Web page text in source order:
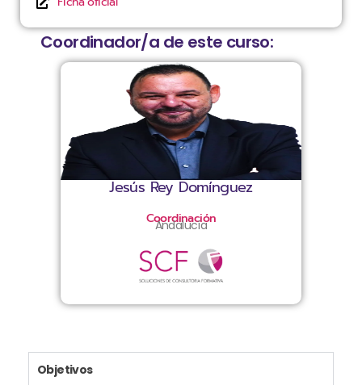
Coordinador/a de este curso:
Jesús Rey Domínguez
Coordinación
Andalucía
Objetivos